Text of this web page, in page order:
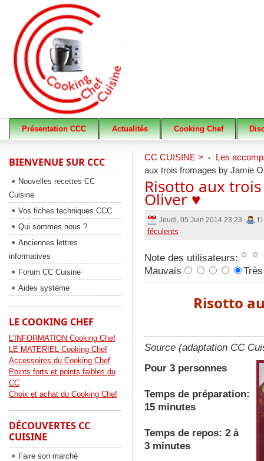
Présentation CCC Actualités Cooking Chef
CC CUISINE >
Les
aux trois fromages by Jamie
Risotto aux
Oliver ♥
Jeudi, 05 Juin 2014 23:23 f.l
féculents
Note des utilisateurs:
Mauvais
Risotto
Source (adaptation CC
Pour 3 personnes
Temps de préparation:
15 minutes
Temps de repos: 2 à
3 minutes
BIENVENUE SUR CCC
Nouvelles recettes CC
Cuisine
Vos fiches techniques CCC
Qui sommes nous ?
Anciennes lettres
informatives
Forum CC Cuisine
Aides système
LE COOKING CHEF
L'INFORMATION Cooking Chef
LE MATERIEL Cooking Chef
Accessoires du Cooking Chef
Points forts et points faibles du
CC
Choix et achat du Cooking Chef
DÉCOUVERTES CC
CUISINE
Faire son marché